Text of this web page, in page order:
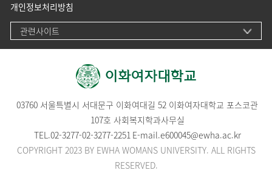
개인정보처리방침
관련사이트
03760 서울특별시 서대문구 이화여대길 52 이화여자대학교 포스코관
107호 사회복지학과사무실
TEL.02-3277-02-3277-2251 E-mail.e600045@ewha.ac.kr
COPYRIGHT 2023 BY EWHA WOMANS UNIVERSITY. ALL RIGHTS
RESERVED.